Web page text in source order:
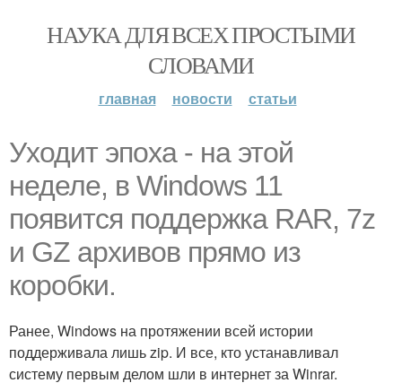
НАУКА ДЛЯ ВСЕХ ПРОСТЫМИ
СЛОВАМИ
главная новости статьи
Уxодит эпоха - на этой
неделе, в Windows 11
появится поддержка RAR, 7z
и GZ архивов прямо из
коробки.
Ранее, Windows на протяжении всей истории
поддерживала лишь zip. И все, кто устанавливал
систему первым делом шли в интернет за Winrar.